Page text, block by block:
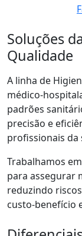
Soluções
Qualidade
A linha de
médico-
padrões
precisão e
profissionais da
Trabalhamos
para assegurar
reduzindo
custo-benefício